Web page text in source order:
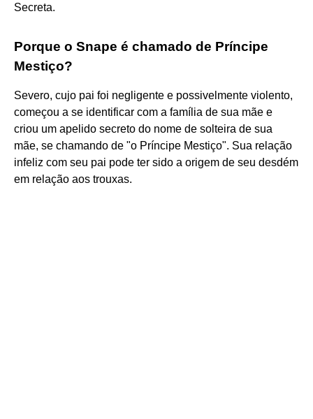
Secreta.
Porque o Snape é chamado de Príncipe
Mestiço?
Severo, cujo pai foi negligente e possivelmente violento,
começou a se identificar com a família de sua mãe e
criou um apelido secreto do nome de solteira de sua
mãe, se chamando de "o Príncipe Mestiço". Sua relação
infeliz com seu pai pode ter sido a origem de seu desdém
em relação aos trouxas.